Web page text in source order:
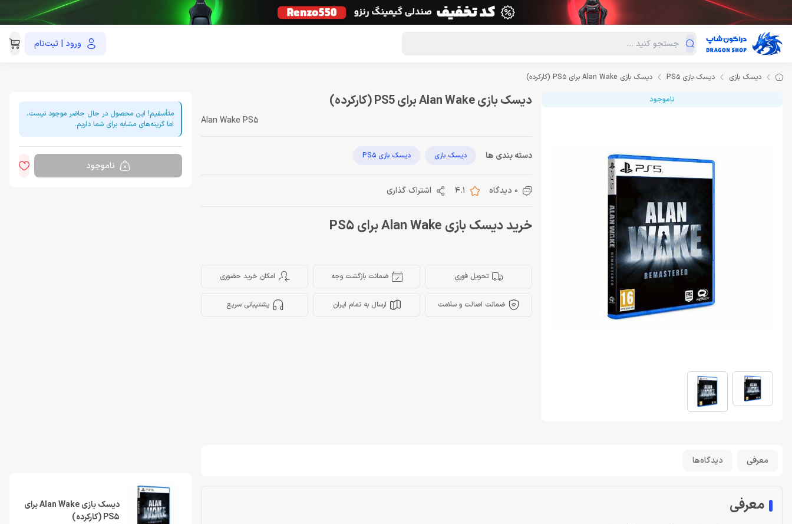
ورود | ثبت‌نام دسته‌بندی محصولات فروش ویژه 021-91035390
دیسک بازی دیسک بازی PS5 دیسک بازی Alan Wake برای PS5 (کارکرده)
ناموجود دیسک بازی Alan Wake برای PS5 (کارکرده)
Alan Wake PS5
دسته بندی ها دیسک بازی دیسک بازی PS5
0 دیدگاه 4.1 اشتراک گذاری
خرید دیسک بازی Alan Wake برای PS5
تحویل فوری ضمانت بازگشت وجه امکان خرید حضوری
ضمانت اصالت و سلامت ارسال به تمام ایران پشتیبانی سریع
متأسفیم! این محصول در حال حاضر موجود نیست،
اما گزینه‌های مشابه برای شما داریم.
ناموجود
معرفی دیدگاه‌ها
معرفی
دیسک بازی Alan Wake برای
PS5 (کارکرده)